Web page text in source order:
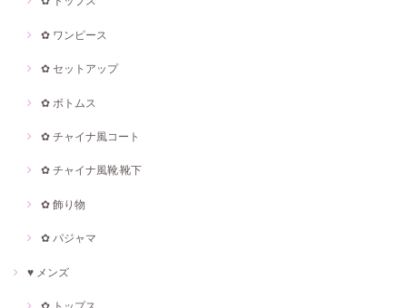
✿ ワンピース
✿ セットアップ
✿ ボトムス
✿ チャイナ風コート
✿ チャイナ風靴·靴下
✿ 飾り物
✿ パジャマ
♥ メンズ